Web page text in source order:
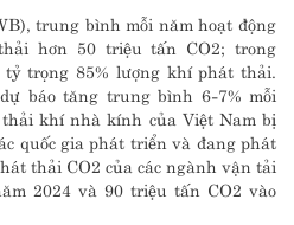
trung bình mỗi năm hoạt động
hơn 50 triệu tấn CO2; trong
trọng 85% lượng khí phát thải.
báo tăng trung bình 6-7% mỗi
khí nhà kính của Việt Nam bị
quốc gia phát triển và đang phát
thải CO2 của các ngành vận tải
2024 và 90 triệu tấn CO2 vào